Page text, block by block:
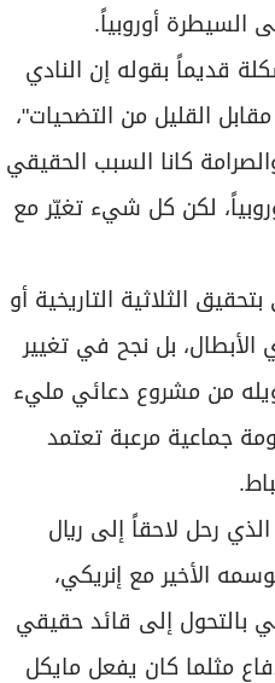
السيطرة أوروبياً.
قديماً بقوله إن النادي
القليل من التضحيات"،
كانا السبب الحقيقي
لكن كل شيء تغيّر مع
الثلاثية التاريخية أو
بل نجح في تغيير
من مشروع دعائي مليء
جماعية مرعبة تعتمد
رحل لاحقاً إلى ريال
الأخير مع إنريكي،
بالتحول إلى قائد حقيقي
مثلما كان يفعل مايكل